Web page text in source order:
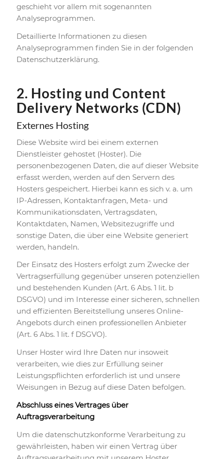
geschieht vor allem mit sogenannten
Analyseprogrammen.
Detaillierte Informationen zu diesen
Analyseprogrammen finden Sie in der folgenden
Datenschutzerklärung.
2. Hosting und Content
Delivery Networks (CDN)
Externes Hosting
Diese Website wird bei einem externen
Dienstleister gehostet (Hoster). Die
personenbezogenen Daten, die auf dieser Website
erfasst werden, werden auf den Servern des
Hosters gespeichert. Hierbei kann es sich v. a. um
IP-Adressen, Kontaktanfragen, Meta- und
Kommunikationsdaten, Vertragsdaten,
Kontaktdaten, Namen, Websitezugriffe und
sonstige Daten, die über eine Website generiert
werden, handeln.
Der Einsatz des Hosters erfolgt zum Zwecke der
Vertragserfüllung gegenüber unseren potenziellen
und bestehenden Kunden (Art. 6 Abs. 1 lit. b
DSGVO) und im Interesse einer sicheren, schnellen
und effizienten Bereitstellung unseres Online-
Angebots durch einen professionellen Anbieter
(Art. 6 Abs. 1 lit. f DSGVO).
Unser Hoster wird Ihre Daten nur insoweit
verarbeiten, wie dies zur Erfüllung seiner
Leistungspflichten erforderlich ist und unsere
Weisungen in Bezug auf diese Daten befolgen.
Abschluss eines Vertrages über
Auftragsverarbeitung
Um die datenschutzkonforme Verarbeitung zu
gewährleisten, haben wir einen Vertrag über